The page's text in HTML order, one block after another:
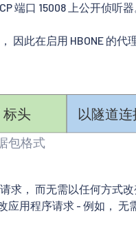
端口 15008 上公开侦听器
因此在启用 HBONE 的代
包格式
求， 而无需以任何方式改
用程序请求 - 例如， 无